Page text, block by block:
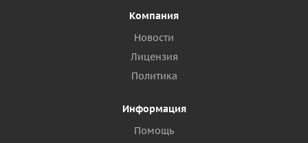
Компания
Новости
Лицензия
Политика
Информация
Помощь